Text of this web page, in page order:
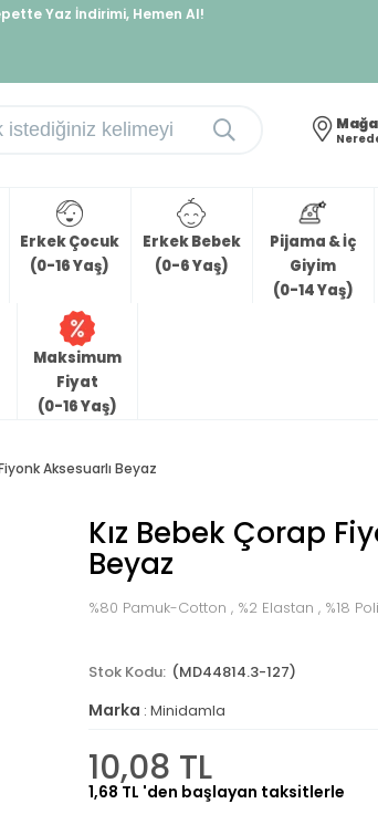
Yaz İndirimi, Hemen Al!
Erkek Çocuk
(0-16 Yaş)
Erkek Bebek
(0-6 Yaş)
Pijama & İç
Giyim
(0-14 Yaş)
Maksimum
Fiyat
(0-16 Yaş)
Aksesuarlı Beyaz
Kız Bebek Çorap
Beyaz
%80 Pamuk-Cotton , %2 Elastan , %18
(MD44814.3-127)
Marka : Minidamla
10,08 TL
1,68 TL 'den başlayan taksitlerle